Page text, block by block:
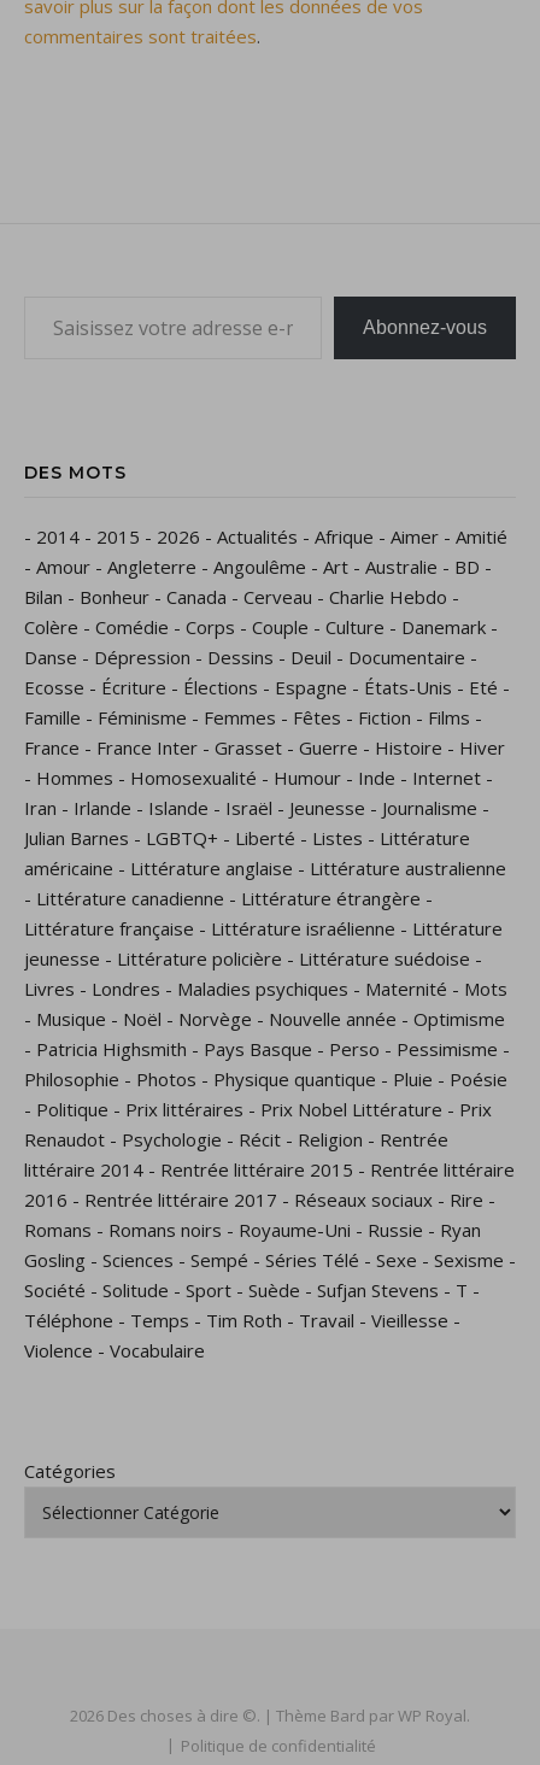
savoir plus sur la façon dont les données de vos
commentaires sont traitées.
Abonnez-vous
DES MOTS
- 2014 - 2015 - 2026 - Actualités - Afrique - Aimer - Amitié
- Amour - Angleterre - Angoulême - Art - Australie - BD -
Bilan - Bonheur - Canada - Cerveau - Charlie Hebdo -
Colère - Comédie - Corps - Couple - Culture - Danemark -
Danse - Dépression - Dessins - Deuil - Documentaire -
Ecosse - Écriture - Élections - Espagne - États-Unis - Eté -
Famille - Féminisme - Femmes - Fêtes - Fiction - Films -
France - France Inter - Grasset - Guerre - Histoire - Hiver
- Hommes - Homosexualité - Humour - Inde - Internet -
Iran - Irlande - Islande - Israël - Jeunesse - Journalisme -
Julian Barnes - LGBTQ+ - Liberté - Listes - Littérature
américaine - Littérature anglaise - Littérature australienne
- Littérature canadienne - Littérature étrangère -
Littérature française - Littérature israélienne - Littérature
jeunesse - Littérature policière - Littérature suédoise -
Livres - Londres - Maladies psychiques - Maternité - Mots
- Musique - Noël - Norvège - Nouvelle année - Optimisme
- Patricia Highsmith - Pays Basque - Perso - Pessimisme -
Philosophie - Photos - Physique quantique - Pluie - Poésie
- Politique - Prix littéraires - Prix Nobel Littérature - Prix
Renaudot - Psychologie - Récit - Religion - Rentrée
littéraire 2014 - Rentrée littéraire 2015 - Rentrée littéraire
2016 - Rentrée littéraire 2017 - Réseaux sociaux - Rire -
Romans - Romans noirs - Royaume-Uni - Russie - Ryan
Gosling - Sciences - Sempé - Séries Télé - Sexe - Sexisme -
Société - Solitude - Sport - Suède - Sufjan Stevens - T -
Téléphone - Temps - Tim Roth - Travail - Vieillesse -
Violence - Vocabulaire
Catégories
2026 Des choses à dire ©. | Thème Bard parWP Royal.
Politique de confidentialité